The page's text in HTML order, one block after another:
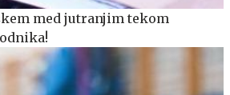
med jutranjim tekom